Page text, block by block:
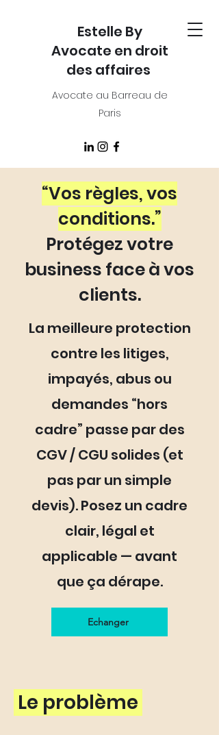
Estelle By
Avocate en droit
des affaires
Avocate au Barreau de
Paris
“Vos règles, vos
conditions.”
Protégez votre
business face à vos
clients.
La meilleure protection
contre les litiges,
impayés, abus ou
demandes “hors
cadre” passe par des
CGV / CGU solides (et
pas par un simple
devis). Posez un cadre
clair, légal et
applicable — avant
que ça dérape.
Echanger
Le problème